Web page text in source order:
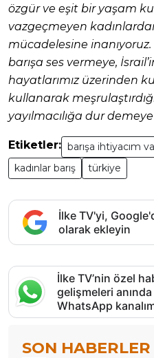
özgür ve eşit bir yaşam
vazgeçmeyen
mücadelesine
barışa ses vermeye,
hayatlarımız üzerinden
kullanarak
yayılmacılığa dur demeye
Etiketler: barışa ihtiyacım
kadınlar barış
türkiye
İlke TV'yi,
olarak ekleyin
İlke TV’nin özel
gelişmeleri
WhatsApp
SON HABERLER